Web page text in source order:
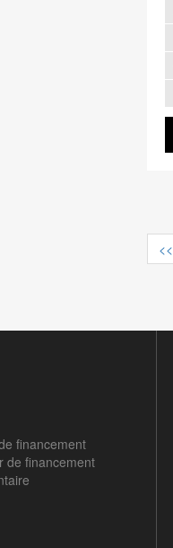
<<
financement
de financement